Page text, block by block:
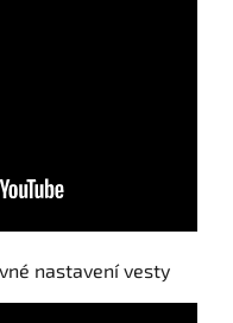
nastavení vesty